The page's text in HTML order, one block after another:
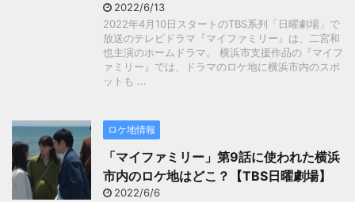
2022/6/13
2022年4月10日スタートのTBS系列「日曜劇場」で
放送のテレビドラマ『マイファミリー』は、二宮和
也主演のホームドラマ。 横浜市支援作品の『マイフ
ァミリー』では、ドラマのロケ地に横浜市内のスポ
ットも ...
ロケ地情報
「マイファミリー」第9話に使われた横浜
市内のロケ地はどこ？【TBS日曜劇場】
2022/6/6